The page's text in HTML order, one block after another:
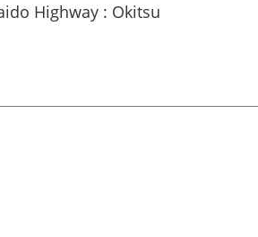
Highway : Okitsu